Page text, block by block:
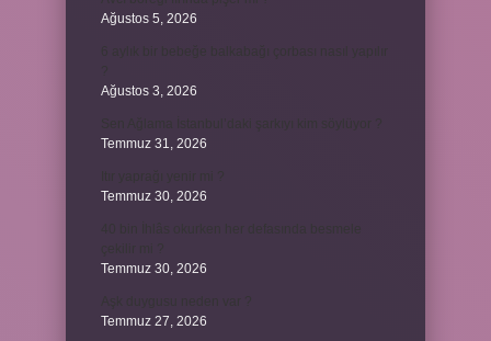
Ağustos 5, 2026
Ağustos 3, 2026
Temmuz 31, 2026
Temmuz 30, 2026
Temmuz 30, 2026
Temmuz 27, 2026